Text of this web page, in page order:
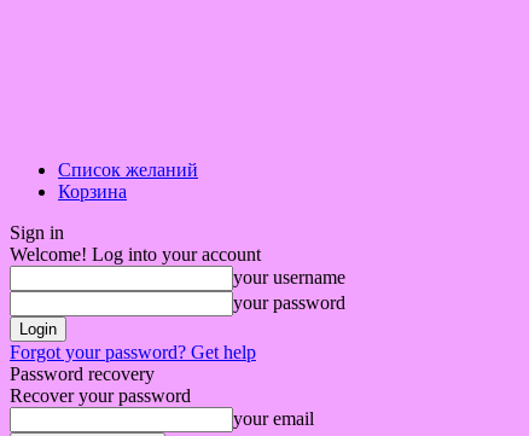
Список желаний
Корзина
Sign in
Welcome! Log into your account
your username
your password
Forgot your password? Get help
Password recovery
Recover your password
your email